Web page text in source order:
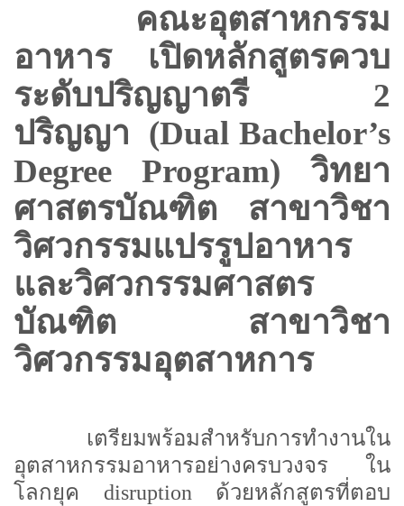
คณะอุตสาหกรรม
อาหาร เปิดหลักสูตรควบ
ระดับปริญญาตรี 2
ปริญญา (Dual Bachelor’s
Degree Program) วิทยา
ศาสตรบัณฑิต สาขาวิชา
วิศวกรรมแปรรูปอาหาร
และวิศวกรรมศาสตร
บัณฑิต สาขาวิชา
วิศวกรรมอุตสาหการ
เตรียมพร้อมสำหรับการทำงานใน
อุตสาหกรรมอาหารอย่างครบวงจร ใน
โลกยุค disruption ด้วยหลักสูตรที่ตอบ